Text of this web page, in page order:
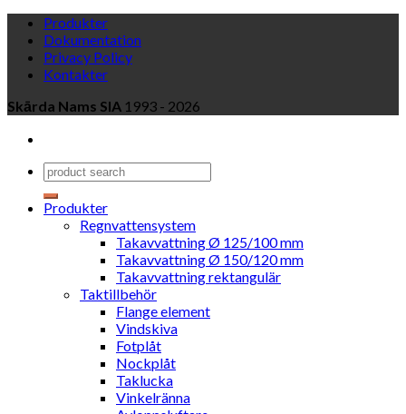
Produkter
Dokumentation
Privacy Policy
Kontakter
Skārda Nams SIA 1993 - 2026
Produkter
Regnvattensystem
Takavvattning Ø 125/100 mm
Takavvattning Ø 150/120 mm
Takavvattning rektangulär
Taktillbehör
Flange element
Vindskiva
Fotplåt
Nockplåt
Taklucka
Vinkelränna